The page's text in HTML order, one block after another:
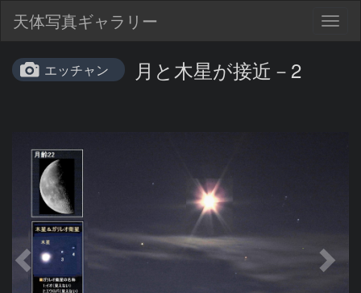
天体写真ギャラリー
エッチャン 月と木星が接近－2